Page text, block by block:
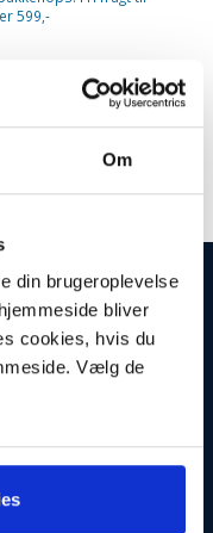
Om
din brugeroplevelse
bliver
cookies, hvis du
Vælg de
599,-